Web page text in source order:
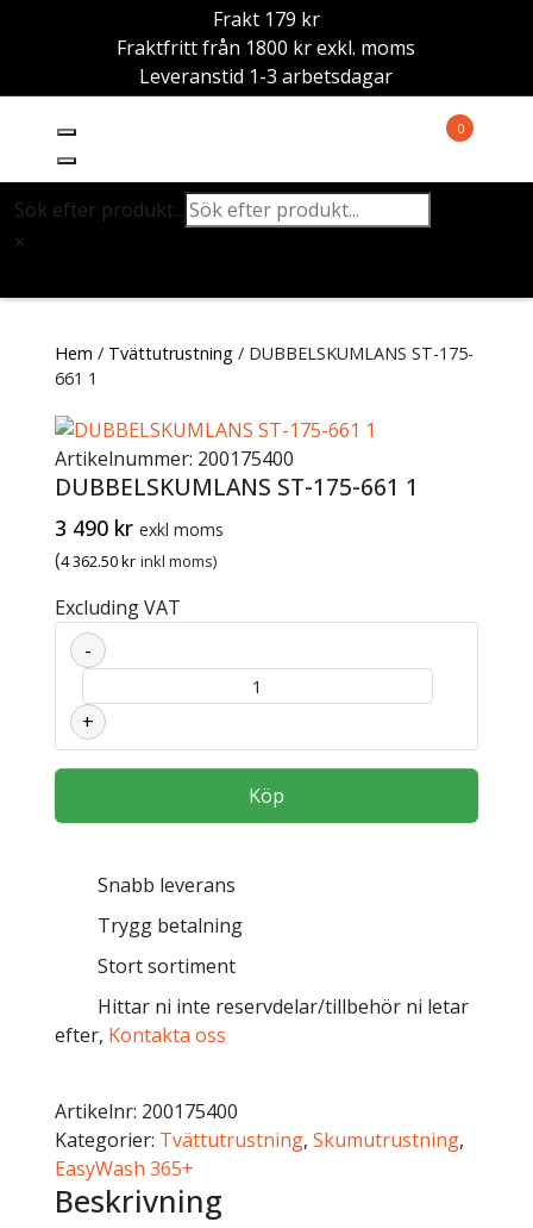
Frakt 179 kr
Fraktfritt från 1800 kr exkl. moms
Leveranstid 1-3 arbetsdagar
0
Sök efter produkt...
×
Hem / Tvättutrustning/ DUBBELSKUMLANS ST-175-
661 1
Artikelnummer: 200175400
DUBBELSKUMLANS ST-175-661 1
3 490 kr exkl moms
(4 362.50kr inkl moms)
Excluding VAT
-
DUBBELSKUMLANS ST-175-661 1 mängd
+
Köp
Snabb leverans
Trygg betalning
Stort sortiment
Hittar ni inte reservdelar/tillbehör ni letar
efter, Kontakta oss
Artikelnr: 200175400
Kategorier: Tvättutrustning, Skumutrustning,
EasyWash 365+
Beskrivning